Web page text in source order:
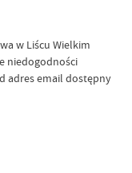
w Liścu Wielkim
niedogodności
adres email dostępny